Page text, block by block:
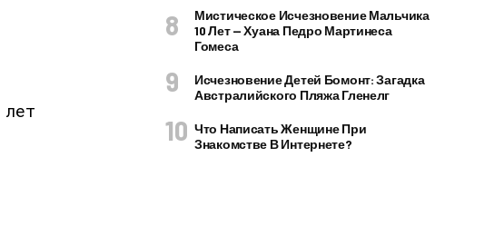
Мистическое Исчезновение Мальчика
10 Лет — Хуана Педро Мартинеса
Гомеса
Исчезновение Детей Бомонт: Загадка
Австралийского Пляжа Гленелг
Что Написать Женщине При
Знакомстве В Интернете?